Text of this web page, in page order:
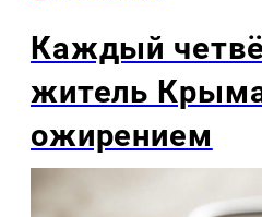
Каждый
житель
ожирением